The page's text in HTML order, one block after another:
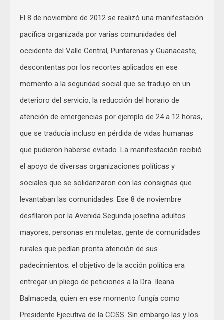
El 8 de noviembre de 2012 se realizó una manifestación
pacífica organizada por varias comunidades del
occidente del Valle Central, Puntarenas y Guanacaste;
descontentas por los recortes aplicados en ese
momento a la seguridad social que se tradujo en un
deterioro del servicio, la reducción del horario de
atención de emergencias por ejemplo de 24 a 12 horas,
que se traducía incluso en pérdida de vidas humanas
que pudieron haberse evitado. La manifestación recibió
el apoyo de diversas organizaciones políticas y
sociales que se solidarizaron con las consignas que
levantaban las comunidades. Ese 8 de noviembre
desfilaron por la Avenida Segunda josefina adultos
mayores, personas en muletas, gente de comunidades
rurales que pedían pronta atención de sus
padecimientos; el objetivo de la acción política era
entregar un pliego de peticiones a la Dra. Ileana
Balmaceda, quien en ese momento fungía como
Presidente Ejecutiva de la CCSS. Sin embargo las y los